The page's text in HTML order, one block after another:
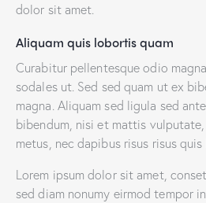
dolor sit amet.
Aliquam quis lobortis quam
Curabitur pellentesque odio
sodales ut. Sed sed quam ut ex
magna. Aliquam sed ligula sed
bibendum, nisi et mattis
metus, nec dapibus risus risus
Lorem ipsum dolor sit amet,
sed diam nonumy eirmod tempor